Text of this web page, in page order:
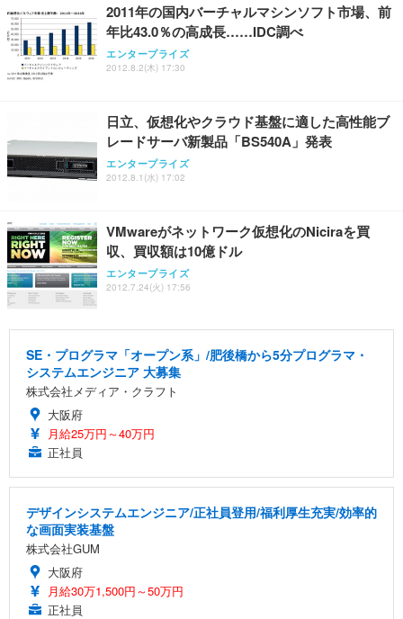
2011年の国内バーチャルマシンソフト市場、前
年比43.0％の高成長……IDC調べ
エンタープライズ
2012.8.2(木) 17:30
日立、仮想化やクラウド基盤に適した高性能ブ
レードサーバ新製品「BS540A」発表
エンタープライズ
2012.8.1(水) 17:02
VMwareがネットワーク仮想化のNiciraを買
収、買収額は10億ドル
エンタープライズ
2012.7.24(火) 17:56
SE・プログラマ「オープン系」/肥後橋から5分プログラマ・
システムエンジニア 大募集
株式会社メディア・クラフト
大阪府
月給25万円～40万円
正社員
デザインシステムエンジニア/正社員登用/福利厚生充実/効率的
な画面実装基盤
株式会社GUM
大阪府
月給30万1,500円～50万円
正社員